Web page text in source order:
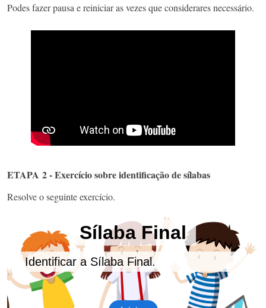
Podes fazer pausa e reiniciar as vezes que considerares necessário.
ETAPA 2 - Exercício sobre identificação de sílabas
Resolve oseguinte exercício.